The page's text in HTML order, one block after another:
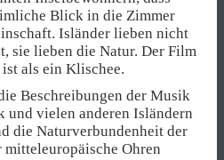
Blick in die Zimmer
Isländer lieben nicht
sie lieben die Natur. Der Film
ist als ein Klischee.
Beschreibungen der Musik
und vielen anderen Isländern
die Naturverbundenheit der
Ohren